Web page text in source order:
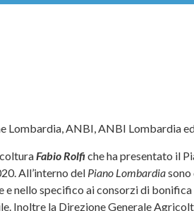
Lombardia, ANBI, ANBI Lombardia
Fabio Rolfiche ha presentato il
All’interno del Piano Lombardia
nello specifico ai consorzi di
Inoltre la Direzione Generale